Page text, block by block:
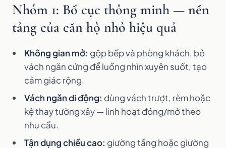
Nhóm 1: Bố cục thông minh — nền
tảng của căn hộ nhỏ hiệu quả
Không gian mở: gộp bếp và phòng khách, bỏ
vách ngăn cứng để luồng nhìn xuyên suốt, tạo
cảm giác rộng.
Vách ngăn di động: dùng vách trượt, rèm hoặc
kệ thay tường xây — linh hoạt đóng/mở theo
nhu cầu.
Tận dụng chiều cao: giường tầng hoặc giường